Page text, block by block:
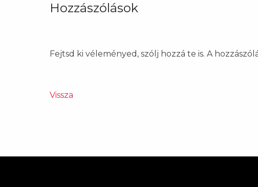
Hozzászólások
Fejtsd ki véleményed, szólj hozzá te is. A
Vissza